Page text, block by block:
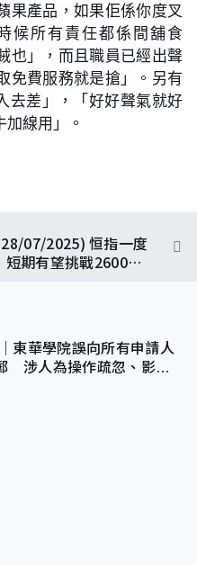
果產品，如果佢係你度叉
候所有責任都係間舖食
也」，而且職員已經出聲
免費服務就是搶」。另有
去差」，「好好聲氣就好
線用」。
2025) 恒指一度
短期有望挑戰26000
東華學院誤向所有申請人
涉人為操作疏忽、影響